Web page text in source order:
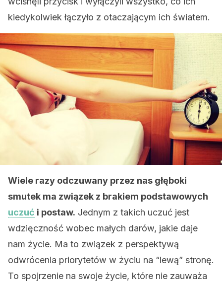
kiedykolwiek łączyło z otaczającym ich światem.
Wiele razy odczuwany przez nas głęboki
smutek ma związek z brakiem podstawowych
uczuć i postaw. Jednym z takich uczuć jest
wdzięczność wobec małych darów, jakie daje
nam życie. Ma to związek z perspektywą
odwrócenia priorytetów w życiu na “lewą” stronę.
To spojrzenie na swoje życie, które nie zauważa